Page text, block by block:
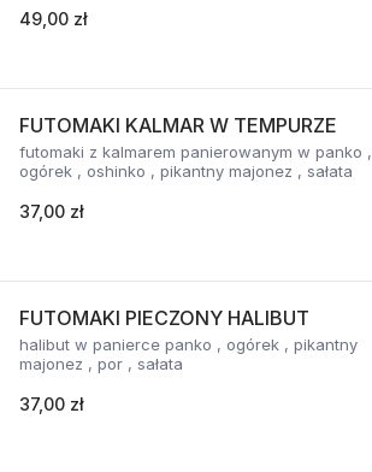
49,00 zł
FUTOMAKI KALMAR W TEMPURZE
futomaki z kalmarem panierowanym w panko ,
ogórek , oshinko , pikantny majonez , sałata
37,00 zł
FUTOMAKI PIECZONY HALIBUT
halibut w panierce panko , ogórek , pikantny
majonez , por , sałata
37,00 zł